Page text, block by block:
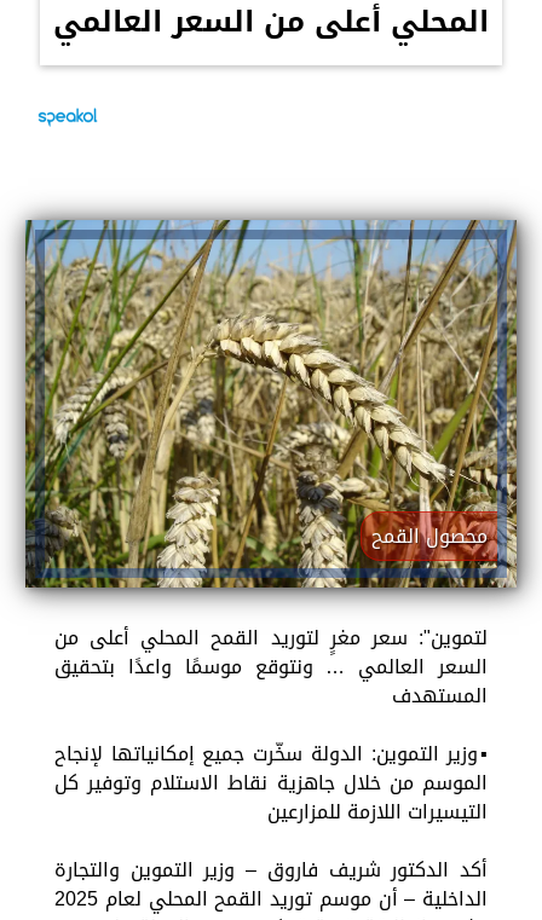
المحلي أعلى من السعر العالمي
محصول القمح
لتموين": سعر مغرٍ لتوريد القمح المحلي أعلى من
السعر العالمي … ونتوقع موسمًا واعدًا بتحقيق
المستهدف
▪︎وزير التموين: الدولة سخّرت جميع إمكانياتها لإنجاح
الموسم من خلال جاهزية نقاط الاستلام وتوفير كل
التيسيرات اللازمة للمزارعين
أكد الدكتور شريف فاروق – وزير التموين والتجارة
الداخلية – أن موسم توريد القمح المحلي لعام 2025